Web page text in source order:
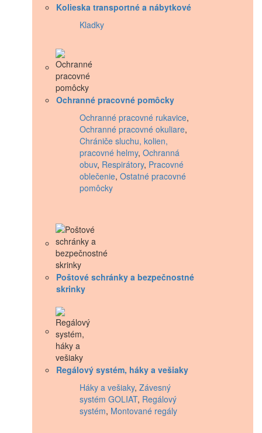
Kolieska transportné a nábytkové
Kladky
Ochranné pracovné pomôcky
Ochranné pracovné rukavice,
Ochranné pracovné okuliare,
Chrániče sluchu, kolien,
pracovné helmy, Ochranná
obuv, Respirátory, Pracovné
oblečenie, Ostatné pracovné
pomôcky
Poštové schránky a bezpečnostné
skrinky
Regálový systém, háky a vešiaky
Háky a vešiaky, Závesný
systém GOLIAT, Regálový
systém, Montované regály